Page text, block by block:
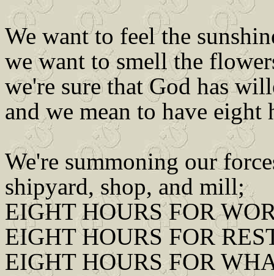
We want to feel the
we want to smell the
we're sure that God has
and we mean to have eight
We're summoning our
shipyard, shop, and mill;
EIGHT HOURS FOR
EIGHT HOURS FOR
EIGHT HOURS FOR